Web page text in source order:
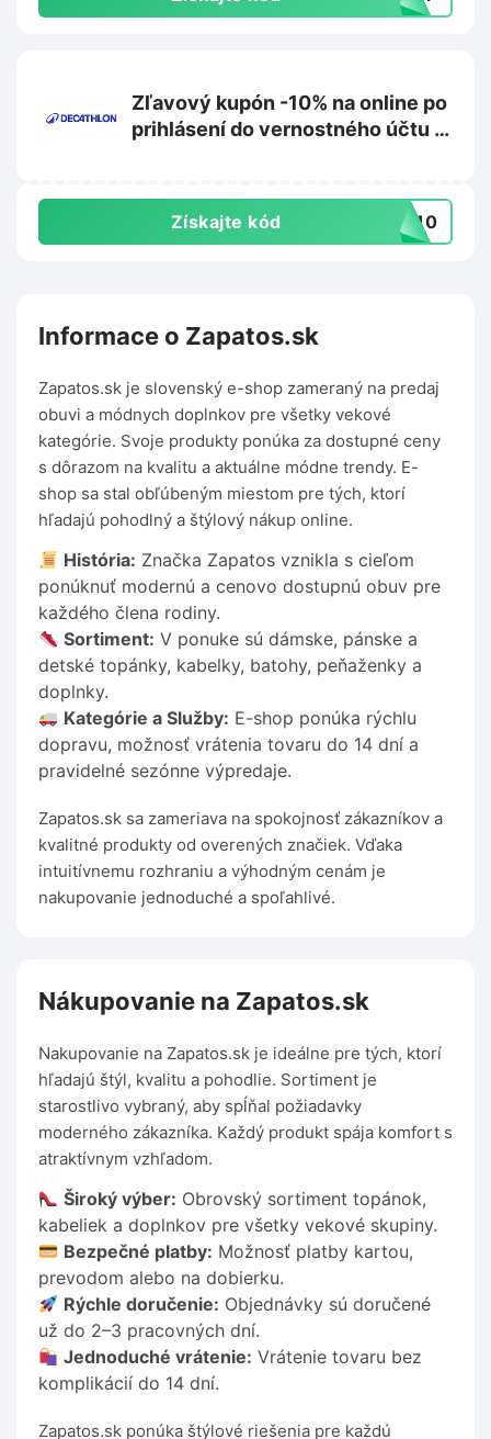
Zľavový kupón -10% na online po
prihlásení do vernostného účtu na
Získajte kód TO10
Informace o Zapatos.sk
Zapatos.sk je slovenský e-shop zameraný na predaj
obuvi a módnych doplnkov pre všetky vekové
kategórie. Svoje produkty ponúka za dostupné ceny
s dôrazom na kvalitu a aktuálne módne trendy. E-
shop sa stal obľúbeným miestom pre tých, ktorí
hľadajú pohodlný a štýlový nákup online.
História: Značka Zapatos vznikla s cieľom
ponúknuť modernú a cenovo dostupnú obuv pre
každého člena rodiny.
Sortiment: V ponuke sú dámske, pánske a
detské topánky, kabelky, batohy, peňaženky a
doplnky.
Kategórie a Služby: E-shop ponúka rýchlu
dopravu, možnosť vrátenia tovaru do 14 dní a
pravidelné sezónne výpredaje.
Zapatos.sk sa zameriava na spokojnosť zákazníkov a
kvalitné produkty od overených značiek. Vďaka
intuitívnemu rozhraniu a výhodným cenám je
nakupovanie jednoduché a spoľahlivé.
Nákupovanie na Zapatos.sk
Nakupovanie na Zapatos.sk je ideálne pre tých, ktorí
hľadajú štýl, kvalitu a pohodlie. Sortiment je
starostlivo vybraný, aby spĺňal požiadavky
moderného zákazníka. Každý produkt spája komfort s
atraktívnym vzhľadom.
Široký výber: Obrovský sortiment topánok,
kabeliek a doplnkov pre všetky vekové skupiny.
Bezpečné platby: Možnosť platby kartou,
prevodom alebo na dobierku.
Rýchle doručenie: Objednávky sú doručené
už do 2–3 pracovných dní.
Jednoduché vrátenie: Vrátenie tovaru bez
komplikácií do 14 dní.
Zapatos.sk ponúka štýlové riešenia pre každú